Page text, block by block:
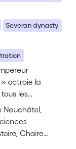
Severan dynasty
octroie la
les
Les sources
de
pas une
Neuchâtel,
Chaire
philologie